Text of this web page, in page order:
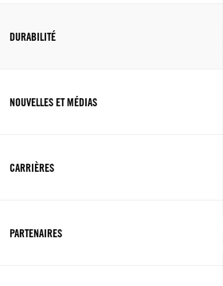
DURABILITÉ
NOUVELLES ET MÉDIAS
CARRIÈRES
PARTENAIRES